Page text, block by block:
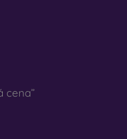
cena”